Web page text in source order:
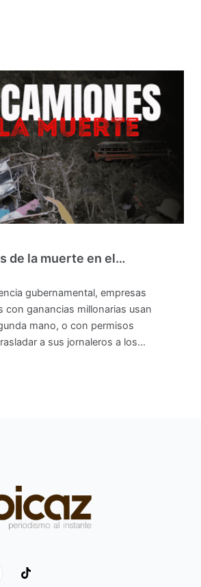
de la muerte en el…
gubernamental, empresas
con ganancias millonarias usan
mano, o con permisos
a sus jornaleros a los…